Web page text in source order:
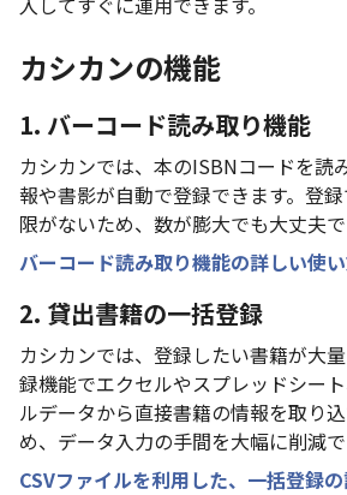
カシカンの機能
1. バーコード読み取り機能
カシカンでは、本のISBNコードを読
報や書影が自動で登録できます。登
限がないため、数が膨大でも大丈夫で
バーコード読み取り機能の詳しい使
2. 貸出書籍の一括登録
カシカンでは、登録したい書籍が大
録機能でエクセルやスプレッドシー
ルデータから直接書籍の情報を取り
め、データ入力の手間を大幅に削減で
CSVファイルを利用した、一括登録